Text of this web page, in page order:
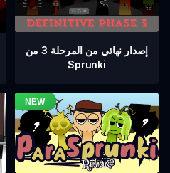
إصدار نهائي من المرحلة 3 من
Sprunki